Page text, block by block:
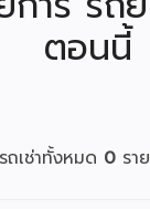
ตอนนี้
รถเช่าทั้งหมด 0 รา